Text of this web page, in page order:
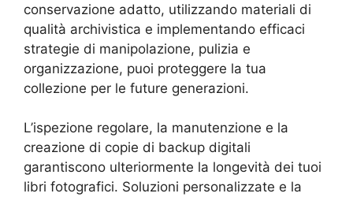
conservazione adatto, utilizzando materiali di
qualità archivistica e implementando efficaci
strategie di manipolazione, pulizia e
organizzazione, puoi proteggere la tua
collezione per le future generazioni.
L’ispezione regolare, la manutenzione e la
creazione di copie di backup digitali
garantiscono ulteriormente la longevità dei tuoi
libri fotografici. Soluzioni personalizzate e la